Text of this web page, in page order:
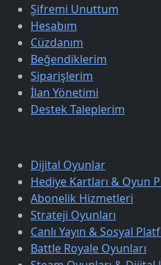
Şifremi Unuttum
Hesabım
Cüzdanım
Beğendiklerim
Siparişlerim
İlan Yönetimi
Destek Taleplerim
Dijital Oyunlar
Hediye Kartları & Oyun
Abonelik Hizmetleri
Strateji Oyunları
Canlı Yayın & Sosyal
Battle Royale Oyunları